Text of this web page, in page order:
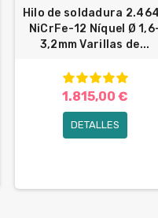
Hilo de soldadura
NiCrFe-12 Níquel Ø
3,2mm Varillas de...
1.815,00 €
DETALLES